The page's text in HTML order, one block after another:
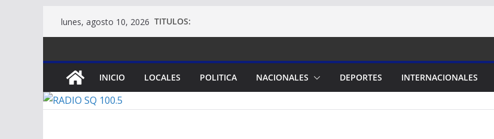
lunes, agosto 10, 2026 TITULOS:
INICIO LOCALES POLITICA NACIONALES DEPORTES INTERNACIONALES